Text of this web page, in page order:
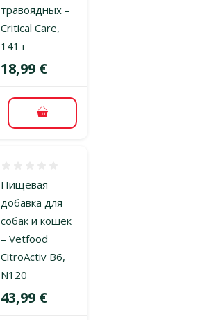
травоядных –
Critical Care,
141 г
Цена
18,99 €
В корзину
Пищевая
добавка для
собак и кошек
– Vetfood
CitroActiv B6,
N120
Цена
43,99 €